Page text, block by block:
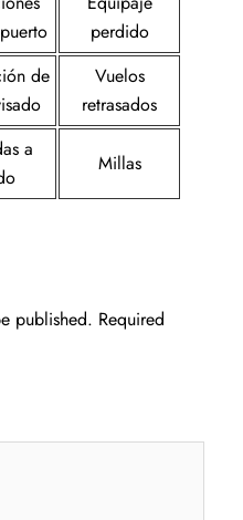
perdido
de
Vuelos
retrasados
a
Millas
published. Required